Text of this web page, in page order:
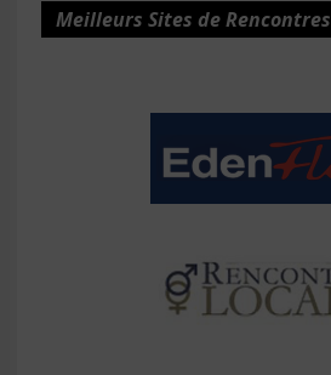
Meilleurs Sites de Rencontres